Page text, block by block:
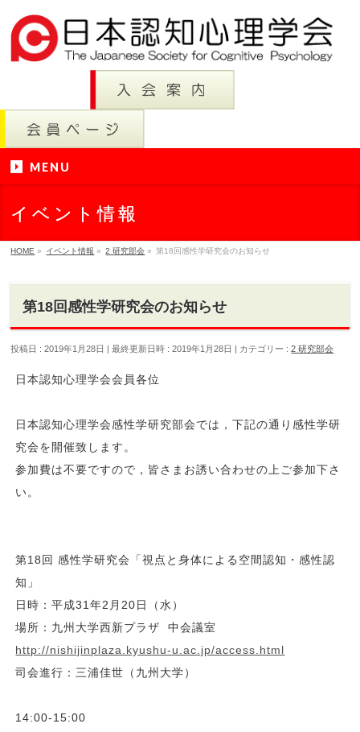
MENU
イベント情報
HOME » イベント情報 » 2 研究部会 » 第18回感性学研究会のお知らせ
第18回感性学研究会のお知らせ
投稿日 : 2019年1月28日 最終更新日時 : 2019年1月28日 カテゴリー :2 研究部会
日本認知心理学会会員各位
日本認知心理学会感性学研究部会では，下記の通り感性学研
究会を開催致します。
参加費は不要ですので，皆さまお誘い合わせの上ご参加下さ
い。
第18回 感性学研究会「視点と身体による空間認知・感性認
知」
日時：平成31年2月20日（水）
場所：九州大学西新プラザ 中会議室
http://nishijinplaza.kyushu-u.ac.jp/access.html
司会進行：三浦佳世（九州大学）
14:00-15:00